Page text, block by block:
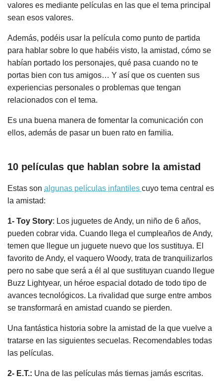
valores es mediante películas en las que el tema principal
sean esos valores.
Además, podéis usar la película como punto de partida
para hablar sobre lo que habéis visto, la amistad, cómo se
habían portado los personajes, qué pasa cuando no te
portas bien con tus amigos… Y así que os cuenten sus
experiencias personales o problemas que tengan
relacionados con el tema.
Es una buena manera de fomentar la comunicación con
ellos, además de pasar un buen rato en familia.
10 películas que hablan sobre la amistad
Estas son algunas películas infantiles cuyo tema central es
la amistad:
1- Toy Story: Los juguetes de Andy, un niño de 6 años,
pueden cobrar vida. Cuando llega el cumpleaños de Andy,
temen que llegue un juguete nuevo que los sustituya. El
favorito de Andy, el vaquero Woody, trata de tranquilizarlos
pero no sabe que será a él al que sustituyan cuando llegue
Buzz Lightyear, un héroe espacial dotado de todo tipo de
avances tecnológicos. La rivalidad que surge entre ambos
se transformará en amistad cuando se pierden.
Una fantástica historia sobre la amistad de la que vuelve a
tratarse en las siguientes secuelas. Recomendables todas
las películas.
2- E.T.: Una de las películas más tiernas jamás escritas.